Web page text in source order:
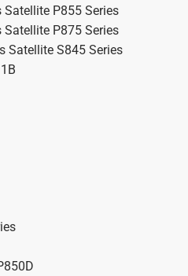
P855 Series
P875 Series
Satellite S845 Series